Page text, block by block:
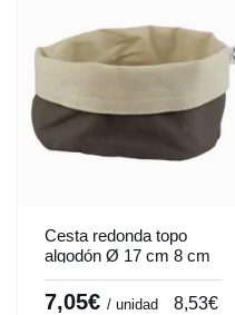
Cesta redonda topo
algodón Ø 17 cm 8 cm
Artiss Pro.mundi
7,05€ / unidad 8,53€